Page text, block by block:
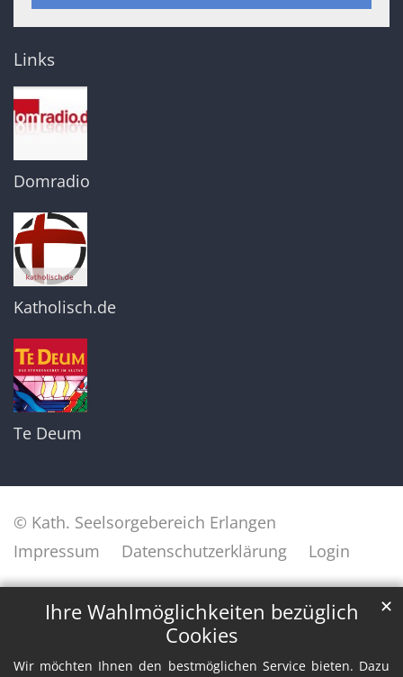
Ihre Wahlmöglichkeiten bezüglich
Cookies
Wir möchten Ihnen den bestmöglichen Service bieten. Dazu
✕
Links
Domradio
Katholisch.de
Te Deum
© Kath. Seelsorgebereich Erlangen
Impressum
Datenschutzerklärung Login